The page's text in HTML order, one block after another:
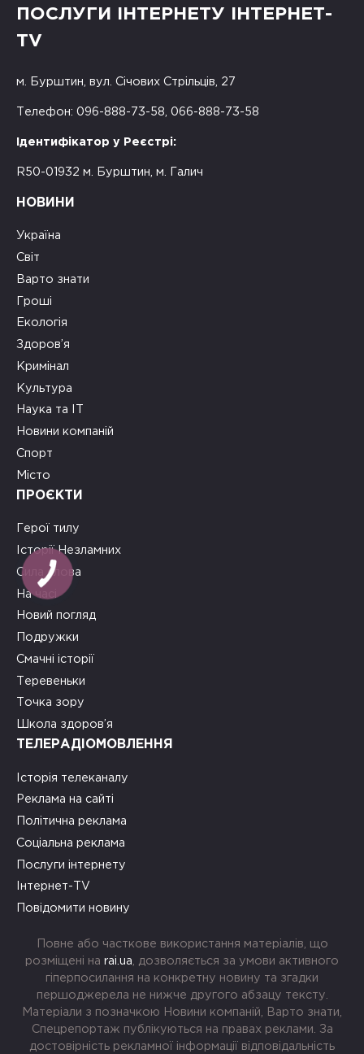
ПОСЛУГИ ІНТЕРНЕТУ ІНТЕРНЕТ-
TV
м. Бурштин, вул. Січових Стрільців, 27
Телефон: 096-888-73-58, 066-888-73-58
Ідентифікатор у Реєстрі:
R50-01932 м. Бурштин, м. Галич
НОВИНИ
Україна
Світ
Варто знати
Гроші
Екологія
Здоров’я
Кримінал
Культура
Наука та ІТ
Новини компаній
Спорт
Місто
ПРОЄКТИ
Герої тилу
Історії Незламних
Сила слова
На часі
Новий погляд
Подружки
Смачні історії
Теревеньки
Точка зору
Школа здоров’я
ТЕЛЕРАДІОМОВЛЕННЯ
Історія телеканалу
Реклама на сайті
Політична реклама
Соціальна реклама
Послуги інтернету
Інтернет-TV
Повідомити новину
Повне або часткове використання матеріалів, що
розміщені на rai.ua , дозволяється за умови активного
гіперпосилання на конкретну новину та згадки
першоджерела не нижче другого абзацу тексту.
Матеріали з позначкою Новини компаній, Варто знати,
Спецрепортаж публікуються на правах реклами. За
достовірність рекламної інформації відповідальність